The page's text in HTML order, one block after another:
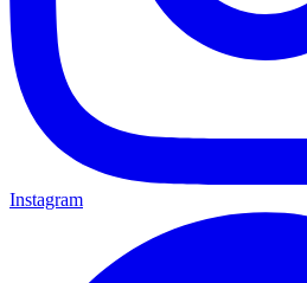
Instagram